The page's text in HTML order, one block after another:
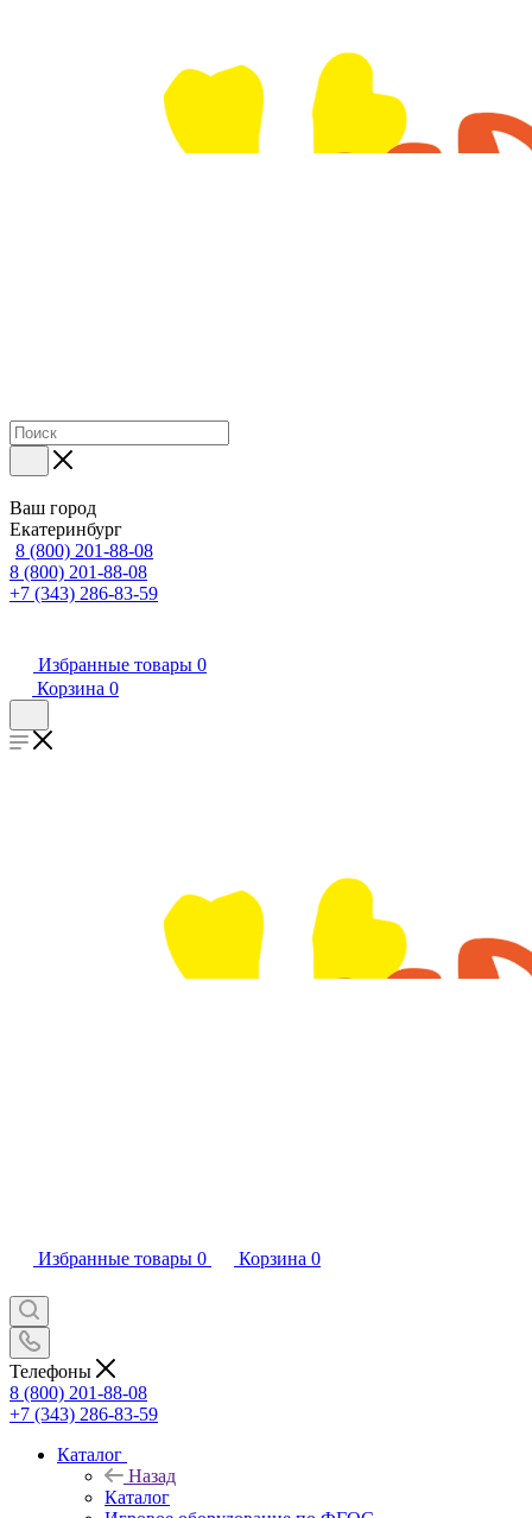
Ваш город
Екатеринбург
8 (800) 201-88-08
8 (800) 201-88-08
+7 (343) 286-83-59
Избранные товары 0
Корзина 0
Избранные товары 0 Корзина 0
Телефоны
8 (800) 201-88-08
+7 (343) 286-83-59
Каталог
Назад
Каталог